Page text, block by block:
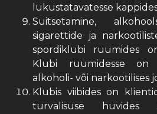
lukustatavatesse
Suitsetamine,
sigarettide ja
spordiklubi ruumides
Klubi ruumidesse on
alkoholi- või narkootilises
Klubis viibides on
turvalisuse huvides